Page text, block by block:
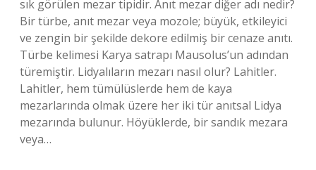
sık görülen mezar tipidir. Anıt mezar diğer adı nedir?
Bir türbe, anıt mezar veya mozole; büyük, etkileyici
ve zengin bir şekilde dekore edilmiş bir cenaze anıtı.
Türbe kelimesi Karya satrapı Mausolus’un adından
türemiştir. Lidyalıların mezarı nasıl olur? Lahitler.
Lahitler, hem tümülüslerde hem de kaya
mezarlarında olmak üzere her iki tür anıtsal Lidya
mezarında bulunur. Höyüklerde, bir sandık mezara
veya…